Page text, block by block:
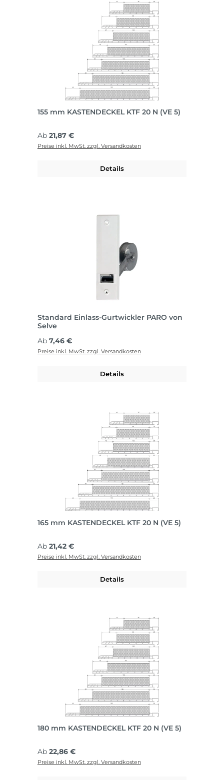
155 mm KASTENDECKEL KTF 20 N (VE 5)
Regulärer Preis:
Ab 21,87 €
Preise inkl. MwSt. zzgl. Versandkosten
Details
Standard Einlass-Gurtwickler PARO von
Selve
Regulärer Preis:
Ab 7,46 €
Preise inkl. MwSt. zzgl. Versandkosten
Details
165 mm KASTENDECKEL KTF 20 N (VE 5)
Regulärer Preis:
Ab 21,42 €
Preise inkl. MwSt. zzgl. Versandkosten
Details
180 mm KASTENDECKEL KTF 20 N (VE 5)
Regulärer Preis:
Ab 22,86 €
Preise inkl. MwSt. zzgl. Versandkosten